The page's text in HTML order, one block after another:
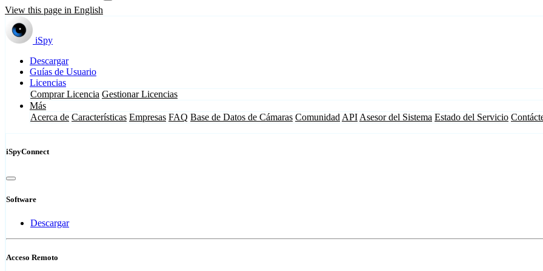
View this page in English
iSpy
Descargar
Guías de Usuario
Licencias
Comprar Licencia Gestionar Licencias
Más
Acerca de Características Empresas FAQ Base de Datos de Cámaras Comunidad API Asesor del Sistema Estado del Servicio
iSpyConnect
Software
Descargar
Acceso Remoto